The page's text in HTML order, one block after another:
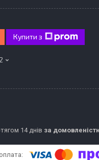
Купити з
14 днів за